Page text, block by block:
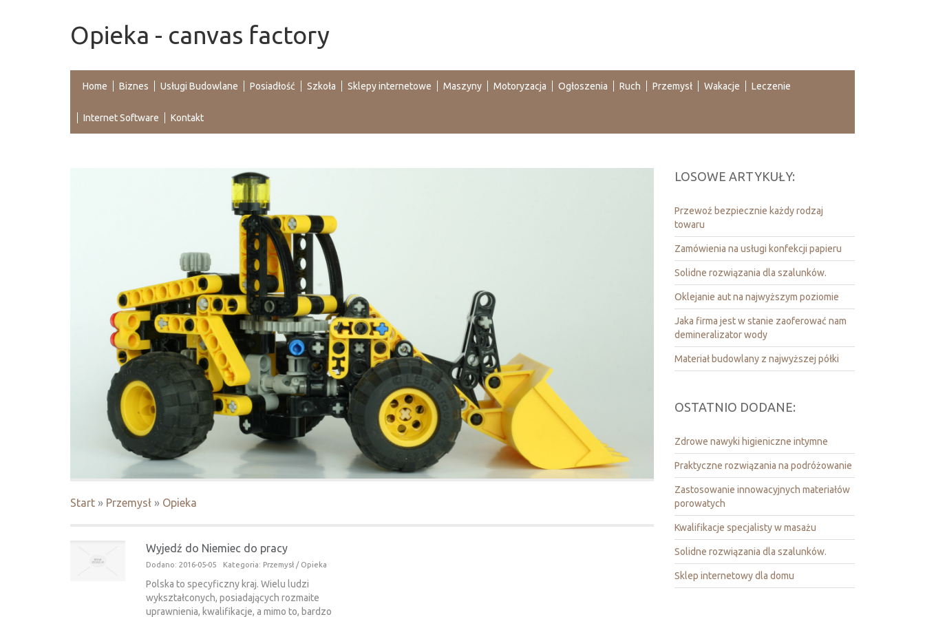
Opieka - canvas factory
Home Biznes Usługi Budowlane Posiadłość Szkoła Sklepy internetowe Maszyny Motoryzacja Ogłoszenia Ruch Przemysł Wakacje Leczenie
Internet Software Kontakt
Start » Przemysł » Opieka
Wyjedź do Niemiec do pracy
Dodano: 2016-05-05 Kategoria: Przemysł / Opieka
Polska to specyficzny kraj. Wielu ludzi
wykształconych, posiadających rozmaite
uprawnienia, kwalifikacje, a mimo to, bardzo
LOSOWE ARTYKUŁY:
Przewoź bezpiecznie każdy rodzaj
towaru
Zamówienia na usługi konfekcji papieru
Solidne rozwiązania dla szalunków.
Oklejanie aut na najwyższym poziomie
Jaka firma jest w stanie zaoferować nam
demineralizator wody
Materiał budowlany z najwyższej półki
OSTATNIO DODANE:
Zdrowe nawyki higieniczne intymne
Praktyczne rozwiązania na podróżowanie
Zastosowanie innowacyjnych materiałów
porowatych
Kwalifikacje specjalisty w masażu
Solidne rozwiązania dla szalunków.
Sklep internetowy dla domu